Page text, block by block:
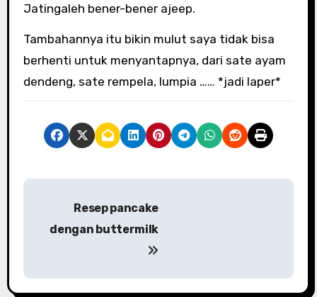
Jatingaleh bener-bener ajeep.
Tambahannya itu bikin mulut saya tidak bisa
berhenti untuk menyantapnya, dari sate ayam
dendeng, sate rempela, lumpia …… *jadi laper*
P
t
Resep pancake
dengan buttermilk